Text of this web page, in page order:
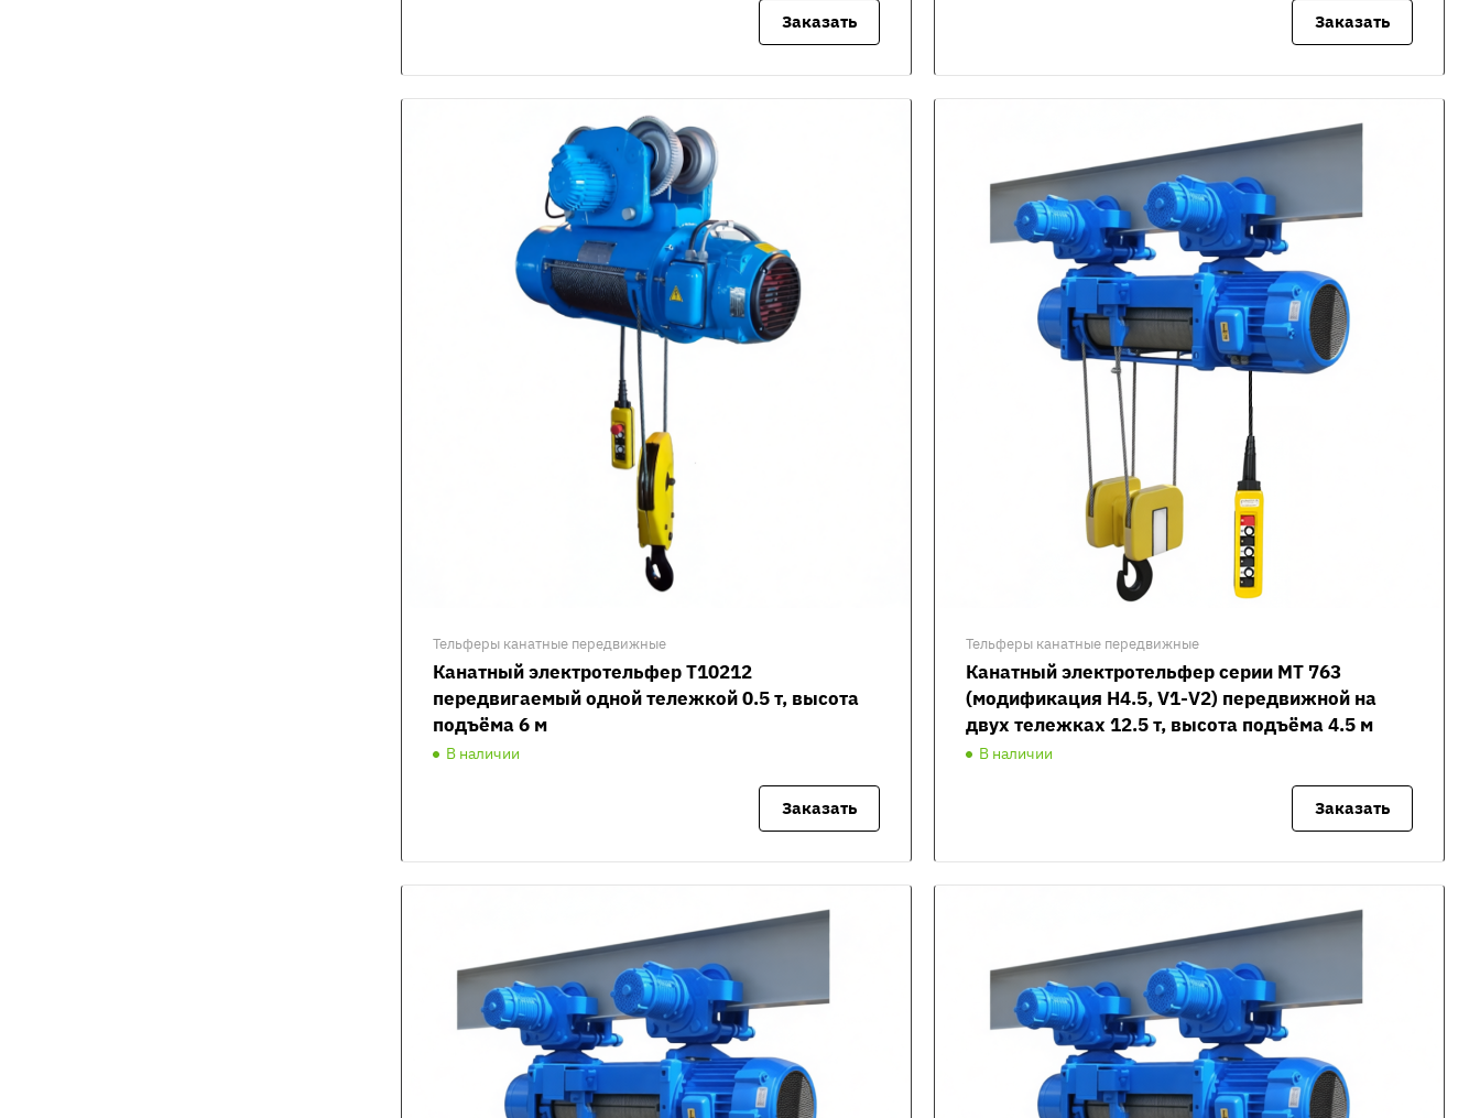
Заказать Заказать
Тельферы канатные передвижные
Канатный электротельфер Т10212
передвигаемый одной тележкой 0.5 т, высота
подъёма 6 м
В наличии
Заказать
Тельферы канатные передвижные
Канатный электротельфер серии MT 763
(модификация H4.5, V1-V2) передвижной на
двух тележках 12.5 т, высота подъёма 4.5 м
В наличии
Заказать